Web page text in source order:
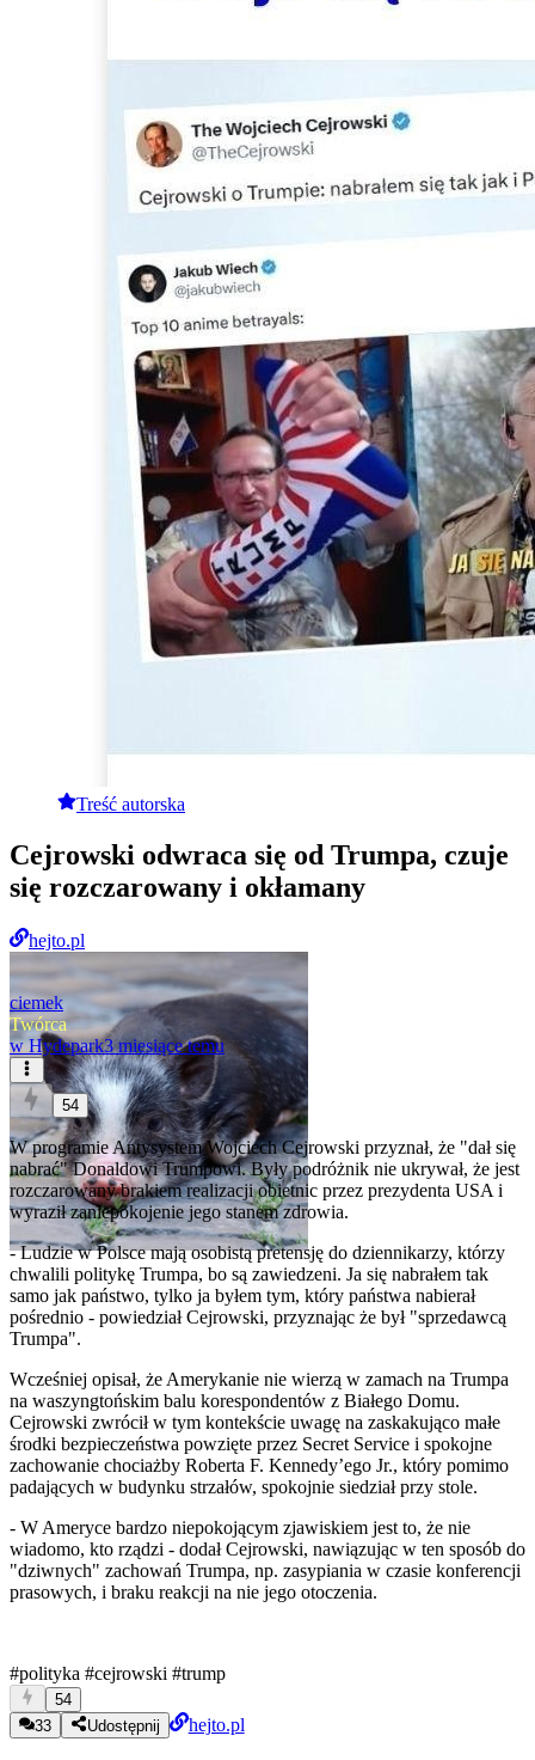
Treść autorska
Cejrowski odwraca się od Trumpa, czuje
się rozczarowany i okłamany
hejto.pl
ciemek
Twórca
w Hydepark3 miesiące temu
54
W programie Antysystem Wojciech Cejrowski przyznał, że "dał się
nabrać" Donaldowi Trumpowi. Były podróżnik nie ukrywał, że jest
rozczarowany brakiem realizacji obietnic przez prezydenta USA i
wyraził zaniepokojenie jego stanem zdrowia.
- Ludzie w Polsce mają osobistą pretensję do dziennikarzy, którzy
chwalili politykę Trumpa, bo są zawiedzeni. Ja się nabrałem tak
samo jak państwo, tylko ja byłem tym, który państwa nabierał
pośrednio - powiedział Cejrowski, przyznając że był "sprzedawcą
Trumpa".
Wcześniej opisał, że Amerykanie nie wierzą w zamach na Trumpa
na waszyngtońskim balu korespondentów z Białego Domu.
Cejrowski zwrócił w tym kontekście uwagę na zaskakująco małe
środki bezpieczeństwa powzięte przez Secret Service i spokojne
zachowanie chociażby Roberta F. Kennedy’ego Jr., który pomimo
padających w budynku strzałów, spokojnie siedział przy stole.
- W Ameryce bardzo niepokojącym zjawiskiem jest to, że nie
wiadomo, kto rządzi - dodał Cejrowski, nawiązując w ten sposób do
"dziwnych" zachowań Trumpa, np. zasypiania w czasie konferencji
prasowych, i braku reakcji na nie jego otoczenia.
#polityka #cejrowski #trump
54
33
Udostępnij hejto.pl